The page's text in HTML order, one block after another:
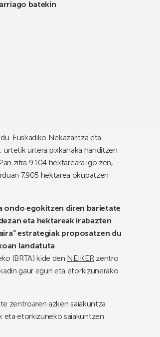
batekin
Euskadiko Nekazaritza eta
urtetik urtera pixkanaka handitzen
zifra 9.104 hektareara igo zen,
7.905 hektarea okupatzen
egokitzen diren barietate
eta hektareak irabazten
estrategiak proposatzen du
landatuta
(BRTA) kide den NEIKERzentro
gaur egun eta etorkizunerako
zentroaren azken saiakuntza
eta etorkizuneko saiakuntzen